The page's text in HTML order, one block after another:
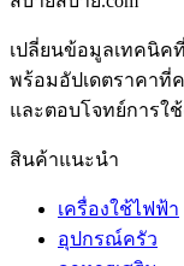
เปลี่ยนข้อมูลเทคนิค
พร้อมอัปเดตราคาที่
และตอบโจทย์การใช้
สินค้าแนะนำ
เครื่องใช้ไฟฟ้า
อุปกรณ์ครัว